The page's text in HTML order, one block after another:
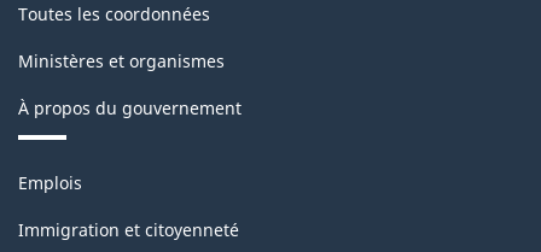
Toutes les coordonnées
Ministères et organismes
À propos du gouvernement
Thèmes
sujets
Emplois
Immigration et citoyenneté